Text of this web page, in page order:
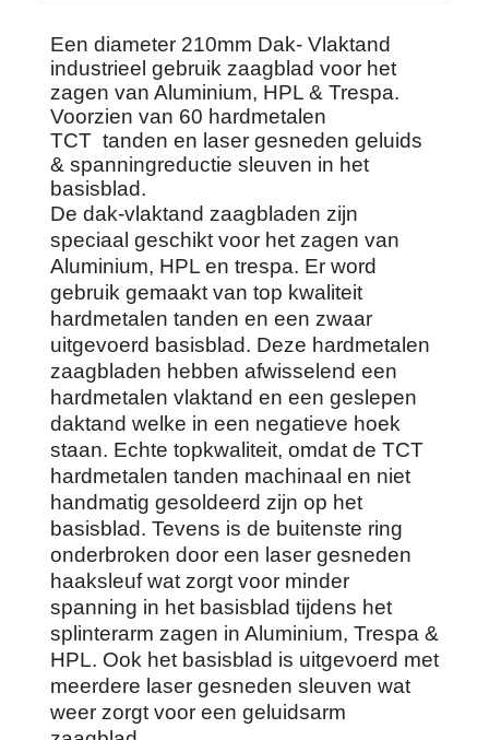
Een diameter 210mm Dak- Vlaktand
industrieel gebruik zaagblad voor het
zagen van Aluminium, HPL & Trespa.
Voorzien van 60 hardmetalen
TCT tanden en laser gesneden geluids
& spanningreductie sleuven in het
basisblad.
De dak-vlaktand zaagbladen zijn
speciaal geschikt voor het zagen van
Aluminium, HPL en trespa. Er word
gebruik gemaakt van top kwaliteit
hardmetalen tanden en een zwaar
uitgevoerd basisblad. Deze hardmetalen
zaagbladen hebben afwisselend een
hardmetalen vlaktand en een geslepen
daktand welke in een negatieve hoek
staan. Echte topkwaliteit, omdat de TCT
hardmetalen tanden machinaal en niet
handmatig gesoldeerd zijn op het
basisblad. Tevens is de buitenste ring
onderbroken door een laser gesneden
haaksleuf wat zorgt voor minder
spanning in het basisblad tijdens het
splinterarm zagen in Aluminium, Trespa &
HPL. Ook het basisblad is uitgevoerd met
meerdere laser gesneden sleuven wat
weer zorgt voor een geluidsarm